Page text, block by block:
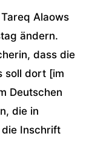
Alaows
ändern.
dass die
soll dort [im
Deutschen
die in
die Inschrift